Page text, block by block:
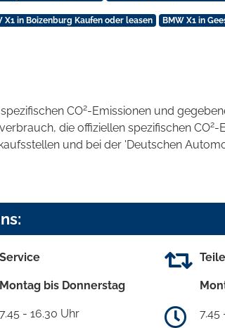
X1 in Boizenburg Kaufen oder leasen BMW X1 in
CO2-Emissionen und
die offiziellen spezifischen CO2-
und bei der 'Deutschen
Service
Montag bis Donnerstag
7.45 - 16.30 Uhr 7.45